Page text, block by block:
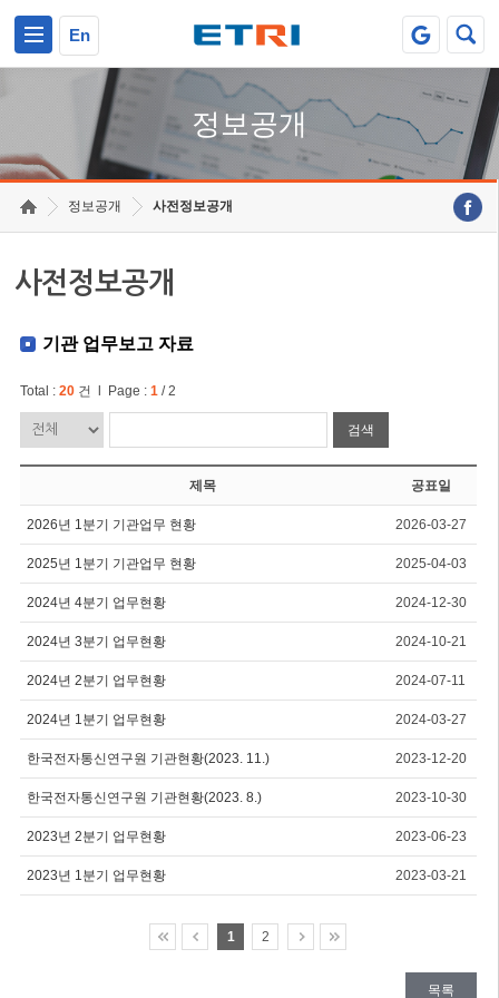
En
정보공개
정보공개 사전정보공개
사전정보공개
기관 업무보고 자료
Total : 20건 l Page : 1/ 2
검색
제목 공표일
2026년 1분기 기관업무 현황 2026-03-27
2025년 1분기 기관업무 현황 2025-04-03
2024년 4분기 업무현황 2024-12-30
2024년 3분기 업무현황 2024-10-21
2024년 2분기 업무현황 2024-07-11
2024년 1분기 업무현황 2024-03-27
한국전자통신연구원 기관현황(2023. 11.) 2023-12-20
한국전자통신연구원 기관현황(2023. 8.) 2023-10-30
2023년 2분기 업무현황 2023-06-23
2023년 1분기 업무현황 2023-03-21
1 2
목록